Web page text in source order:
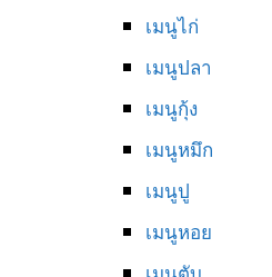
เมนูไก่
เมนูปลา
เมนูกุ้ง
เมนูหมึก
เมนูปู
เมนูหอย